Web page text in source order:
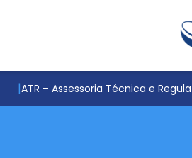
ATR – Assessoria Técnica e